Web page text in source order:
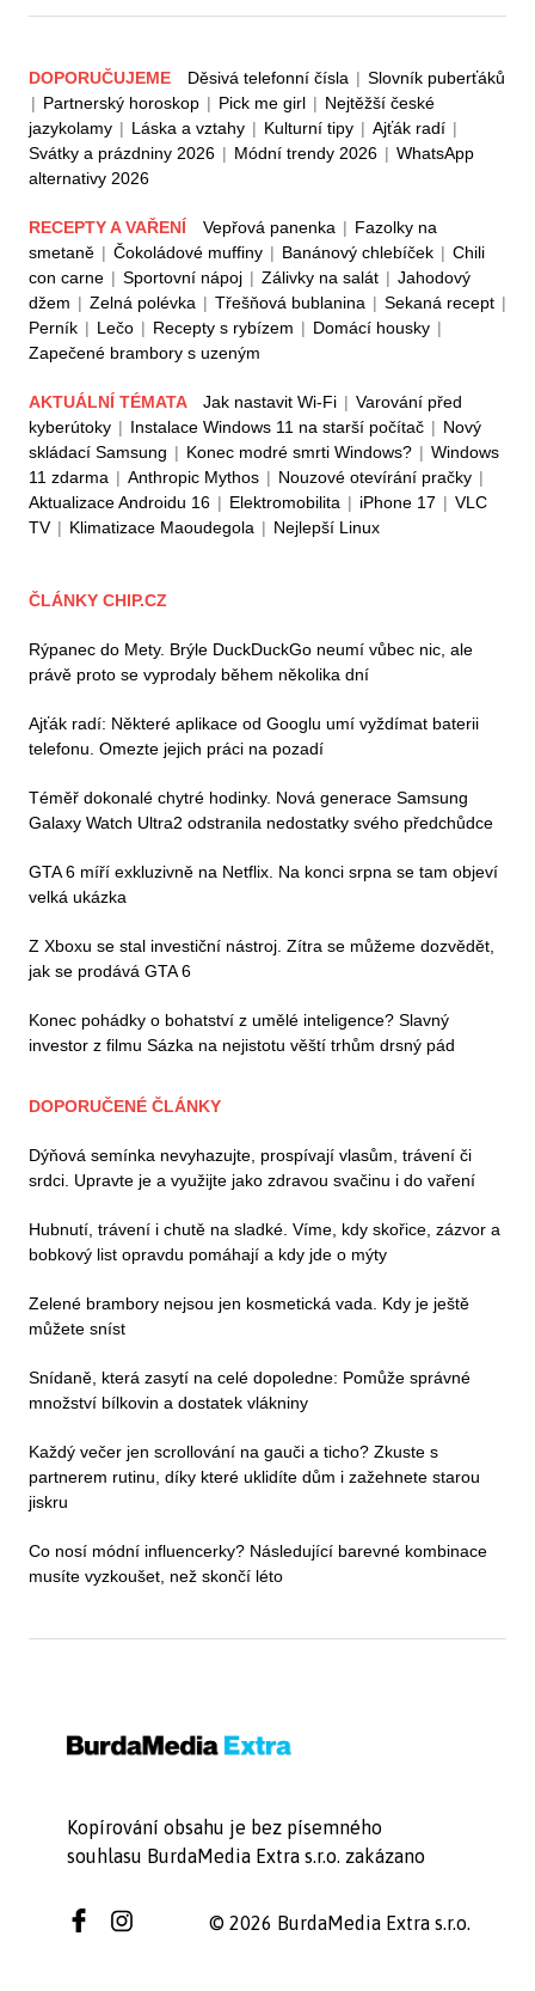
DOPORUČUJEME Děsivá telefonní čísla | Slovník puberťáků
| Partnerský horoskop | Pick me girl | Nejtěžší české
jazykolamy | Láska a vztahy | Kulturní tipy | Ajťák radí |
Svátky a prázdniny 2026 | Módní trendy 2026 | WhatsApp
alternativy 2026
RECEPTY A VAŘENÍ Vepřová panenka | Fazolky na
smetaně | Čokoládové muffiny | Banánový chlebíček | Chili
con carne | Sportovní nápoj | Zálivky na salát | Jahodový
džem | Zelná polévka | Třešňová bublanina | Sekaná recept |
Perník | Lečo | Recepty s rybízem | Domácí housky |
Zapečené brambory s uzeným
AKTUÁLNÍ TÉMATA Jak nastavit Wi-Fi | Varování před
kyberútoky | Instalace Windows 11 na starší počítač | Nový
skládací Samsung | Konec modré smrti Windows? | Windows
11 zdarma | Anthropic Mythos | Nouzové otevírání pračky |
Aktualizace Androidu 16 | Elektromobilita | iPhone 17 | VLC
TV | Klimatizace Maoudegola | Nejlepší Linux
ČLÁNKY CHIP.CZ
Rýpanec do Mety. Brýle DuckDuckGo neumí vůbec nic, ale
právě proto se vyprodaly během několika dní
Ajťák radí: Některé aplikace od Googlu umí vyždímat baterii
telefonu. Omezte jejich práci na pozadí
Téměř dokonalé chytré hodinky. Nová generace Samsung
Galaxy Watch Ultra2 odstranila nedostatky svého předchůdce
GTA 6 míří exkluzivně na Netflix. Na konci srpna se tam objeví
velká ukázka
Z Xboxu se stal investiční nástroj. Zítra se můžeme dozvědět,
jak se prodává GTA 6
Konec pohádky o bohatství z umělé inteligence? Slavný
investor z filmu Sázka na nejistotu věští trhům drsný pád
DOPORUČENÉ ČLÁNKY
Dýňová semínka nevyhazujte, prospívají vlasům, trávení či
srdci. Upravte je a využijte jako zdravou svačinu i do vaření
Hubnutí, trávení i chutě na sladké. Víme, kdy skořice, zázvor a
bobkový list opravdu pomáhají a kdy jde o mýty
Zelené brambory nejsou jen kosmetická vada. Kdy je ještě
můžete sníst
Snídaně, která zasytí na celé dopoledne: Pomůže správné
množství bílkovin a dostatek vlákniny
Každý večer jen scrollování na gauči a ticho? Zkuste s
partnerem rutinu, díky které uklidíte dům i zažehnete starou
jiskru
Co nosí módní influencerky? Následující barevné kombinace
musíte vyzkoušet, než skončí léto
Kopírování obsahu je bez písemného
souhlasu BurdaMedia Extra s.r.o. zakázano
© 2026 BurdaMedia Extra s.r.o.